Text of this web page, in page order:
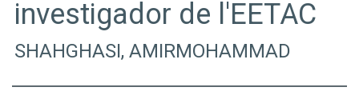
investigador de l'EETAC
SHAHGHASI, AMIRMOHAMMAD